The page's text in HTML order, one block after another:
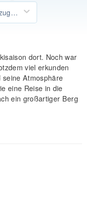
Zuletzt hinzugefügt
dort. Noch war
viel erkunden
Atmosphäre
eine Reise in die
ein großartiger Berg